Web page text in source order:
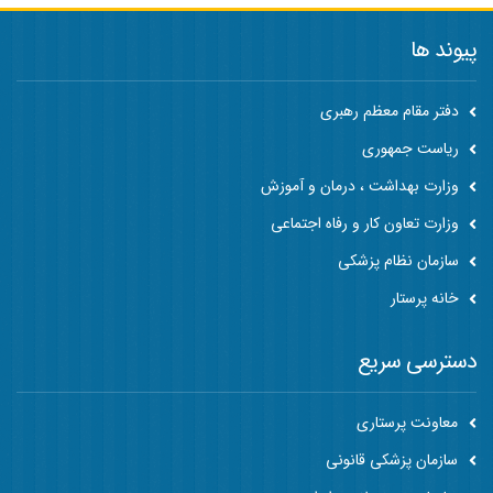
پیوند ها
دفتر مقام معظم رهبری
ریاست جمهوری
وزارت بهداشت ، درمان و آموزش
وزارت تعاون کار و رفاه اجتماعی
سازمان نظام پزشکی
خانه پرستار
دسترسی سریع
معاونت پرستاری
سازمان پزشکی قانونی